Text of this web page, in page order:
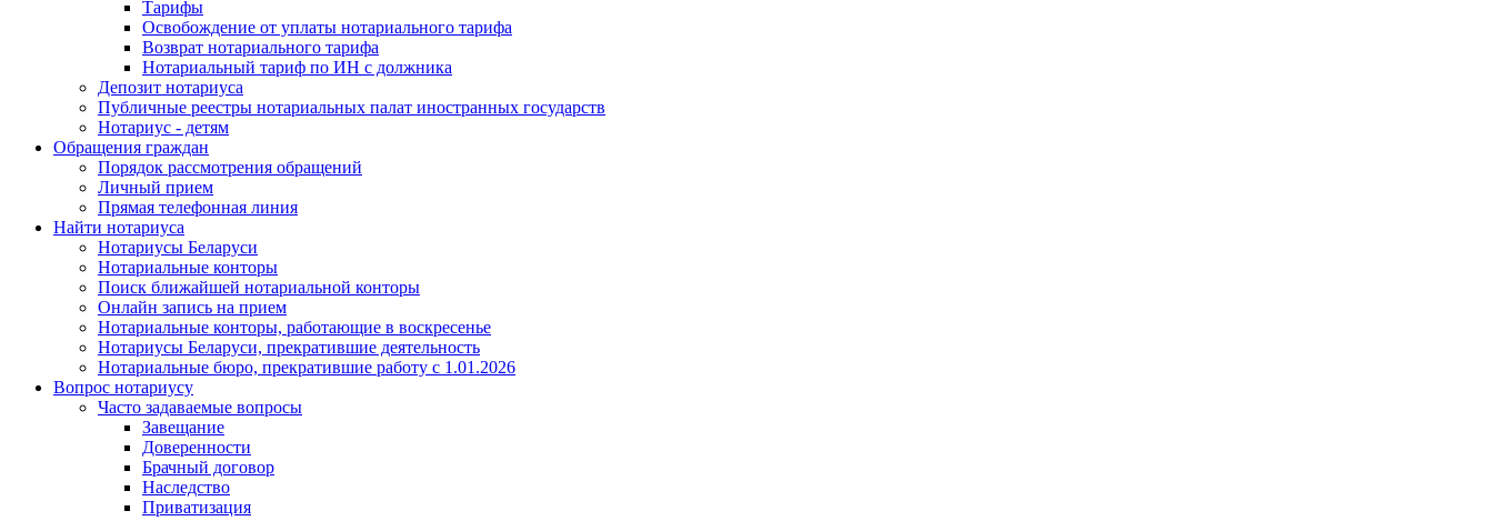
Тарифы
Освобождение от уплаты нотариального тарифа
Возврат нотариального тарифа
Нотариальный тариф по ИН с должника
Депозит нотариуса
Публичные реестры нотариальных палат иностранных государств
Нотариус - детям
Обращения граждан
Порядок рассмотрения обращений
Личный прием
Прямая телефонная линия
Найти нотариуса
Нотариусы Беларуси
Нотариальные конторы
Поиск ближайшей нотариальной конторы
Онлайн запись на прием
Нотариальные конторы, работающие в воскресенье
Нотариусы Беларуси, прекратившие деятельность
Нотариальные бюро, прекратившие работу с 1.01.2026
Вопрос нотариусу
Часто задаваемые вопросы
Завещание
Доверенности
Брачный договор
Наследство
Приватизация